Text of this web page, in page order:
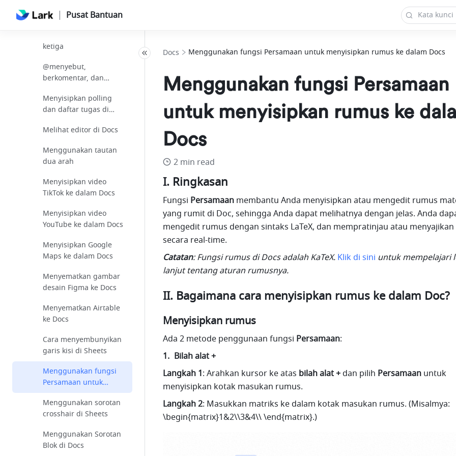
Pusat Bantuan
dapat disematkan ke
ketiga
@menyebut,
berkomentar, dan
Menyisipkan polling
dan daftar tugas di
Melihat editor di Docs
Menggunakan tautan
dua arah
Menyisipkan video
TikTok ke dalam Docs
Menyisipkan video
YouTube ke dalam Docs
Menyisipkan Google
Maps ke dalam Docs
Menyematkan gambar
desain Figma ke Docs
Menyematkan Airtable
ke Docs
Cara menyembunyikan
garis kisi di Sheets
Menggunakan fungsi
Persamaan untuk
menyisipkan rumus ke
dalam Docs
Menggunakan sorotan
crosshair di Sheets
Menggunakan Sorotan
Blok di Docs
Docs Menggunakan fungsi Persamaan untuk menyisipkan rumus ke dalam Docs
Menggunakan fungsi Persamaan
untuk menyisipkan rumus ke
Docs
2 min read
I. Ringkasan
Fungsi Persamaan membantu Anda menyisipkan atau mengedit rumus
yang rumit di Doc, sehingga Anda dapat melihatnya dengan jelas. Anda
mengedit rumus dengan sintaks LaTeX, dan mempratinjau atau
secara real-time.
Catatan: Fungsi rumus di Docs adalah KaTeX. Klik di sini untuk mempelajari
lanjut tentang aturan rumusnya.
II. Bagaimana cara menyisipkan rumus ke dalam Doc?
Menyisipkan rumus
Ada 2 metode penggunaan fungsi Persamaan:
Bilah alat +
Langkah 1: Arahkan kursor ke atas bilah alat + dan pilih Persamaan untuk
menyisipkan kotak masukan rumus.
Langkah 2: Masukkan matriks ke dalam kotak masukan rumus. (Misalmya:
\begin{matrix}1&2\\3&4\\ \end{matrix}.)